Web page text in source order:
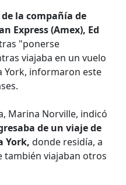
la compañía de
Express (Amex), Ed
"ponerse
viajaba en un vuelo
York, informaron este
Marina Norville, indicó
de un viaje de
York, donde residía, a
también viajaban otros